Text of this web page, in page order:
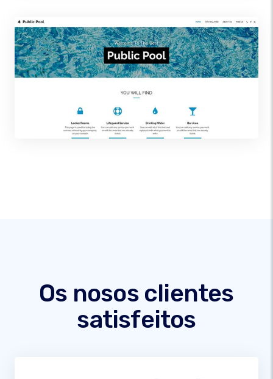
Os nosos clientes
satisfeitos